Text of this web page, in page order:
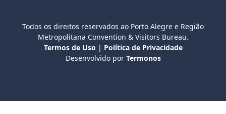
Todos os direitos reservados ao Porto Alegre e Região
Metropolitana Convention & Visitors Bureau.
Termos de Uso | Política de Privacidade
Desenvolvido por Termonos